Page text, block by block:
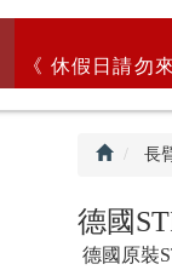
《 休假日請勿
長
德國
德國原裝